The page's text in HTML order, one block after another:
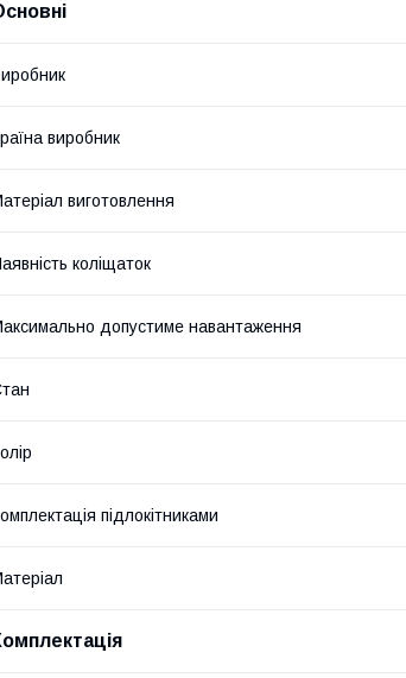
виробник
виготовлення
коліщаток
допустиме навантаження
підлокітниками